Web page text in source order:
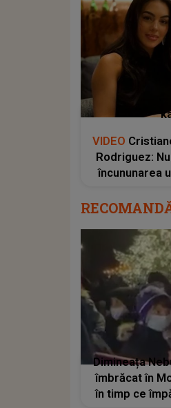
VIDEO
Rodriguez:
încununarea
Dimineața Nebună.
îmbrăcat în
în timp ce